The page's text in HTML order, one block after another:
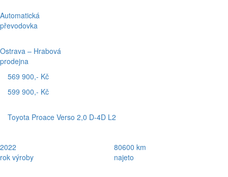
Automatická
převodovka
Ostrava – Hrabová
prodejna
569 900,- Kč
599 900,- Kč
Toyota Proace Verso 2,0 D-4D L2
2022
rok výroby
80600 km
najeto